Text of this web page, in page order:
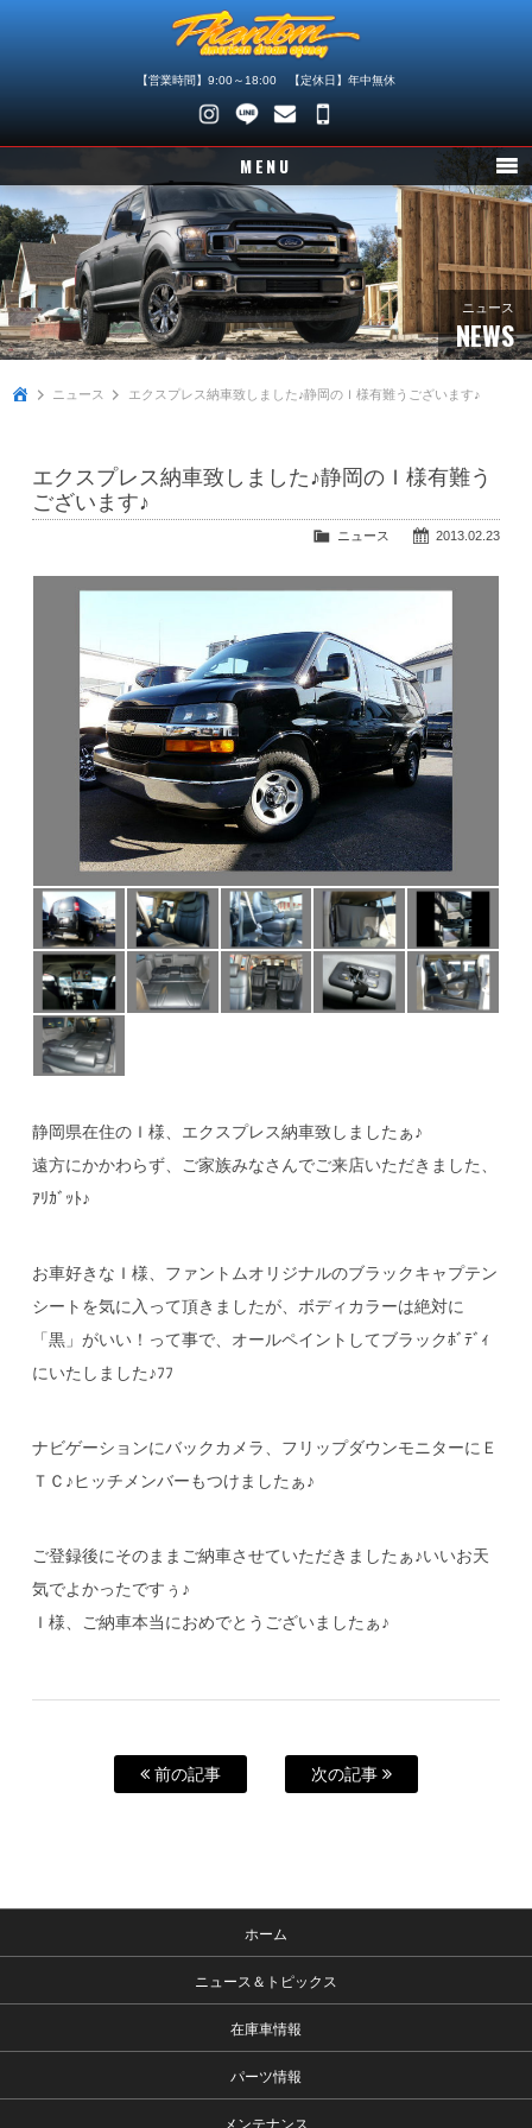
【営業時間】9:00～18:00 【定休日】年中無休
048-
745-
4446
MENU
ニュース
在庫車情報
パーツ情報
メンテナンス
買取査定
ニュース
NEWS
ニュース エクスプレス納車致しました♪静岡のＩ様有難うございます♪
エクスプレス納車致しました♪静岡のＩ様有難う
ございます♪
2013.02.23
ニュース
静岡県在住のＩ様、エクスプレス納車致しましたぁ♪
遠方にかかわらず、ご家族みなさんでご来店いただきました、
ｱﾘｶﾞｯﾄ♪
お車好きなＩ様、ファントムオリジナルのブラックキャプテン
シートを気に入って頂きましたが、ボディカラーは絶対に
「黒」がいい！って事で、オールペイントしてブラックﾎﾞﾃﾞｨ
にいたしました♪ﾌﾌ
ナビゲーションにバックカメラ、フリップダウンモニターにＥ
ＴＣ♪ヒッチメンバーもつけましたぁ♪
ご登録後にそのままご納車させていただきましたぁ♪いいお天
気でよかったですぅ♪
Ｉ様、ご納車本当におめでとうございましたぁ♪
前の記事 次の記事
ホーム
ニュース＆トピックス
在庫車情報
パーツ情報
メンテナンス